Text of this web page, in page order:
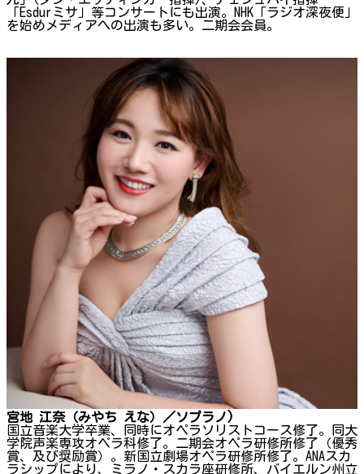
「Esdurミサ」等コンサートにも出演。NHK「ラジオ深夜便」
を始めメディアへの出演も多い。二期会会員。
宮地 江奈（みやち えな）／ソプラノ)
国立音楽大学卒業、同時にオペラソリストコース修了。同大
学院声楽専攻オペラ科修了。二期会オペラ研修所修了（優秀
賞、及び奨励賞）。新国立劇場オペラ研修所修了。ANAスカ
ラシップにより、ミラノ・スカラ座研修所、バイエルン州立